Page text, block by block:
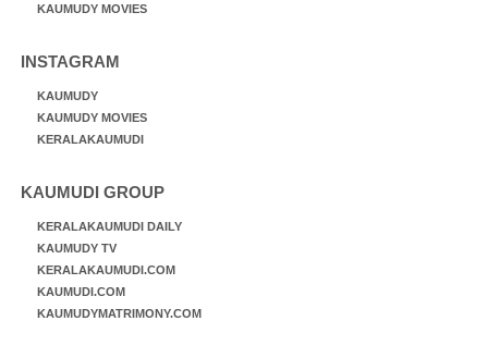
KAUMUDY MOVIES
INSTAGRAM
KAUMUDY
KAUMUDY MOVIES
KERALAKAUMUDI
KAUMUDI GROUP
KERALAKAUMUDI DAILY
KAUMUDY TV
KERALAKAUMUDI.COM
KAUMUDI.COM
KAUMUDYMATRIMONY.COM